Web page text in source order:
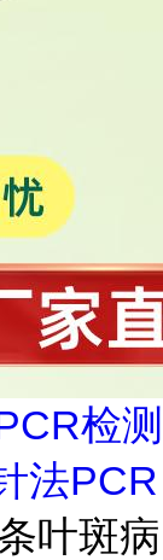
检测
法PCR
叶斑病